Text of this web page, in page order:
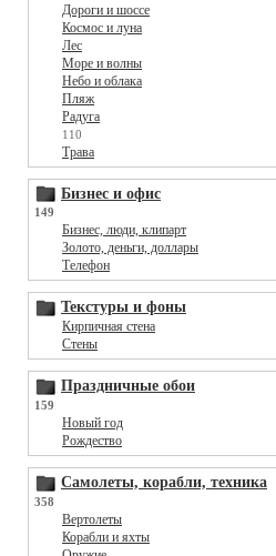
Дороги и шоссе
Космос и луна
Лес
Море и волны
Небо и облака
Пляж
Радуга
110
Трава
Бизнес и офис
149
Бизнес, люди, клипарт
Золото, деньги, доллары
Телефон
Текстуры и фоны
Кирпичная стена
Стены
Праздничные обои
159
Новый год
Рождество
Самолеты, корабли, техника
358
Вертолеты
Корабли и яхты